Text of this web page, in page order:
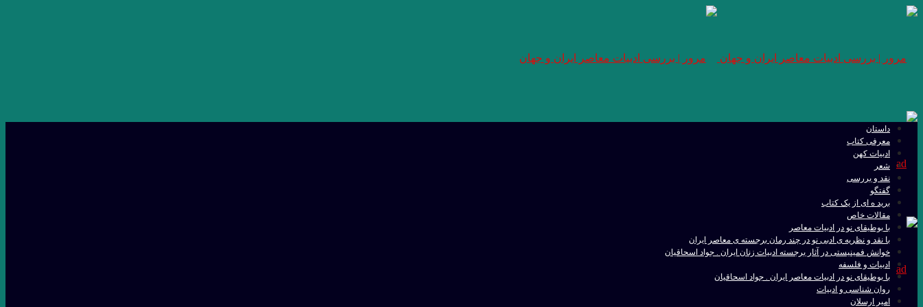
داستان
معرفی کتاب
ادبیات کهن
شعر
نقد و بررسی
گفتگو
برید ه ای از یک کتاب
مقالات خاص
با بوطیقای نو در ادبیات معاصر
با نقد و نظریه ی ادبی نو در چند رمان برجسته ی معاصر ایران
خوانش فمینیستی در آثار برجسته ادبیات زنان ایران . جواد اسحاقیان
ادبیات و فلسفه
با بوطیقای نو در ادبیات معاصر ایران . جواد اسحاقیان
روان شناسی و ادبیات
امیر ارسلان